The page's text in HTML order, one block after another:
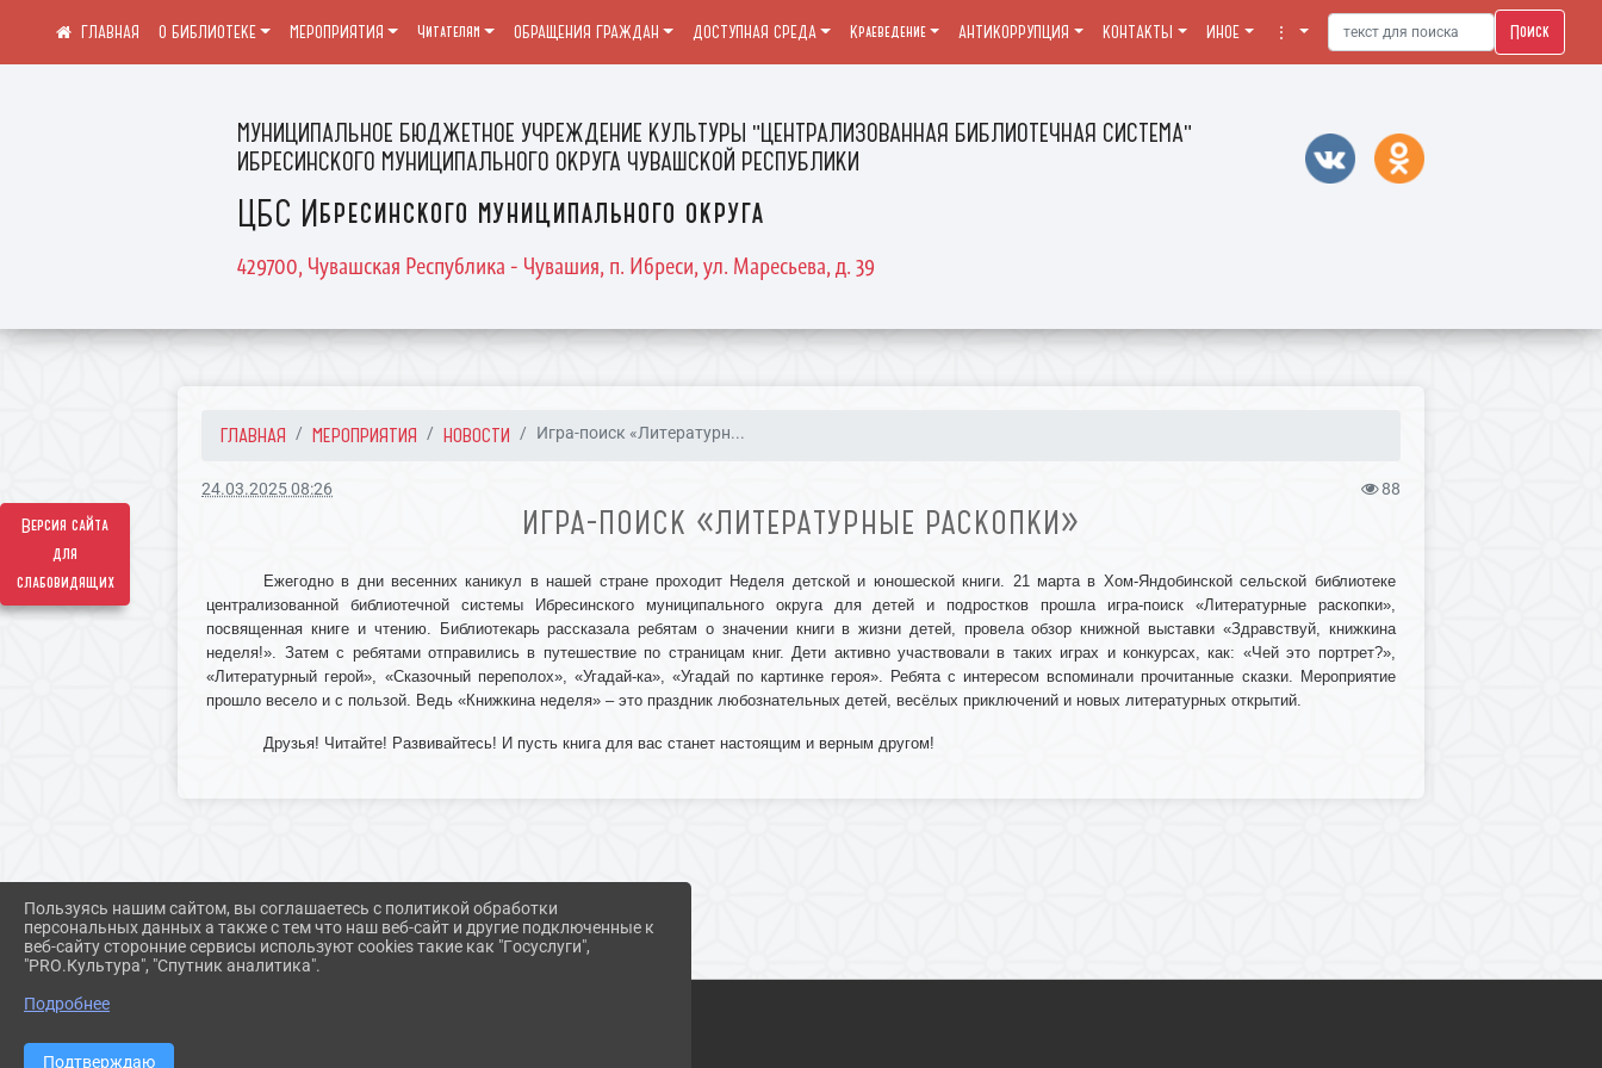
Версия сайта
для
слабовидящих
МУНИЦИПАЛЬНОЕ БЮДЖЕТНОЕ УЧРЕЖДЕНИЕ КУЛЬТУРЫ "ЦЕНТРАЛИЗОВАННАЯ БИБЛИОТЕЧНАЯ СИСТЕМА"
ИБРЕСИНСКОГО МУНИЦИПАЛЬНОГО ОКРУГА ЧУВАШСКОЙ РЕСПУБЛИКИ
ЦБС Ибресинского муниципального округа
429700, Чувашская Республика - Чувашия, п. Ибреси, ул. Маресьева, д. 39
О БИБЛИОТЕКЕ МЕРОПРИЯТИЯ Читателям ОБРАЩЕНИЯ ГРАЖДАН ДОСТУПНАЯ СРЕДА Краеведение АНТИКОРРУПЦИЯ КОНТАКТЫ ИНОЕ ⋮ Поиск
ГЛАВНАЯ МЕРОПРИЯТИЯ НОВОСТИ Игра-поиск «Литературн...
24.03.2025 08:26 88
ИГРА-ПОИСК «ЛИТЕРАТУРНЫЕ РАСКОПКИ»
Ежегодно в дни весенних каникул в нашей стране проходит Неделя детской и юношеской книги. 21 марта в Хом-Яндобинской сельской библиотеке
централизованной библиотечной системы Ибресинского муниципального округа для детей и подростков прошла игра-поиск «Литературные раскопки»,
посвященная книге и чтению. Библиотекарь рассказала ребятам о значении книги в жизни детей, провела обзор книжной выставки «Здравствуй, книжкина
неделя!». Затем с ребятами отправились в путешествие по страницам книг. Дети активно участвовали в таких играх и конкурсах, как: «Чей это портрет?»,
«Литературный герой», «Сказочный переполох», «Угадай-ка», «Угадай по картинке героя». Ребята с интересом вспоминали прочитанные сказки. Мероприятие
прошло весело и с пользой. Ведь «Книжкина неделя» – это праздник любознательных детей, весёлых приключений и новых литературных открытий.
Друзья! Читайте! Развивайтесь! И пусть книга для вас станет настоящим и верным другом!
Пользуясь нашим сайтом, вы соглашаетесь с политикой обработки
персональных данных а также с тем что наш веб-сайт и другие подключенные к
веб-сайту сторонние сервисы используют cookies такие как "Госуслуги",
"PRO.Культура", "Спутник аналитика".
Подробнее
Подтверждаю